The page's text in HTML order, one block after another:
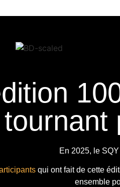
tournant
En 2025, le
qui ont fait de cette
ensemble